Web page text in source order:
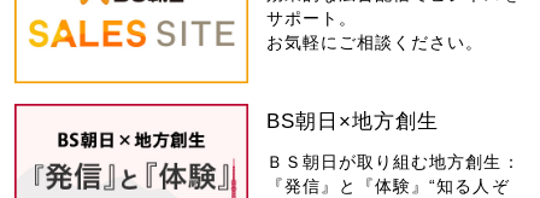
サポート。
お気軽にご相談ください。
BS朝日×地方創生
ＢＳ朝日が取り組む地方創生：
『発信』と『体験』“知る人ぞ